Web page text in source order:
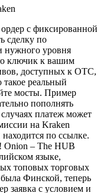
с фиксированной
сделку по
нужного уровня
ключик к вашим
доступных к OTC,
такое реальный
мосты. Пример
пополнять
платеж может
на Kraken
по ссылке.
Onion – The HUB
языке,
топовых торговых
Финской, теперь
заявка с условием и